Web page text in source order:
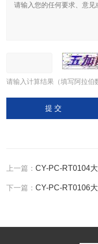
请输入计算结果（填写阿拉伯
上一篇：CY-PC-RT0104
下一篇：CY-PC-RT0106